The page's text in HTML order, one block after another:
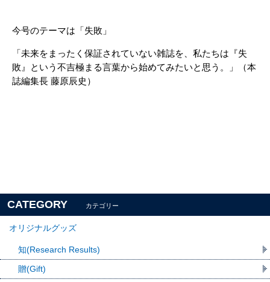
今号のテーマは「失敗」
「未来をまったく保証されていない雑誌を、私たちは『失
敗』という不吉極まる言葉から始めてみたいと思う。」（本
誌編集長 藤原辰史）
CATEGORY カテゴリー
オリジナルグッズ
知(Research Results)
贈(Gift)